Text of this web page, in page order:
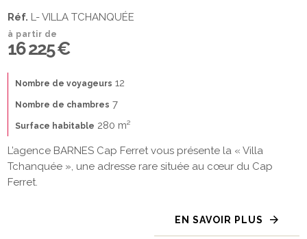
Réf. L- VILLA TCHANQUÉE
à partir de
16 225 €
Nombre de voyageurs 12
Nombre de chambres 7
Surface habitable 280 m²
L’agence BARNES Cap Ferret vous présente la « Villa
Tchanquée », une adresse rare située au cœur du Cap
Ferret.
EN SAVOIR PLUS